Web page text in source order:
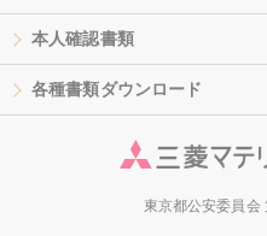
本人確認書類
各種書類ダウンロード
東京都公安委員